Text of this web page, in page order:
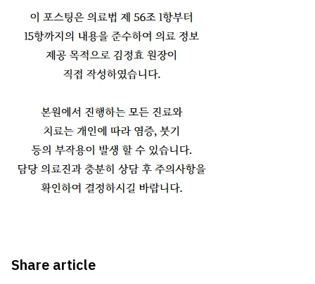
Share article